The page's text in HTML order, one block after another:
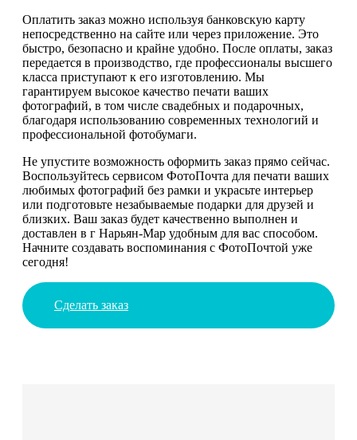
Оплатить заказ можно используя банковскую карту
непосредственно на сайте или через приложение. Это
быстро, безопасно и крайне удобно. После оплаты, заказ
передается в производство, где профессионалы высшего
класса приступают к его изготовлению. Мы
гарантируем высокое качество печати ваших
фотографий, в том числе свадебных и подарочных,
благодаря использованию современных технологий и
профессиональной фотобумаги.
Не упустите возможность оформить заказ прямо сейчас.
Воспользуйтесь сервисом ФотоПочта для печати ваших
любимых фотографий без рамки и украсьте интерьер
или подготовьте незабываемые подарки для друзей и
близких. Ваш заказ будет качественно выполнен и
доставлен в г Нарьян-Мар удобным для вас способом.
Начните создавать воспоминания с ФотоПочтой уже
сегодня!
Сделать заказ